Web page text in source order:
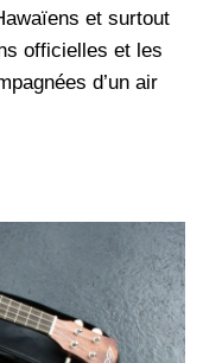
et surtout
officielles et les
d’un air